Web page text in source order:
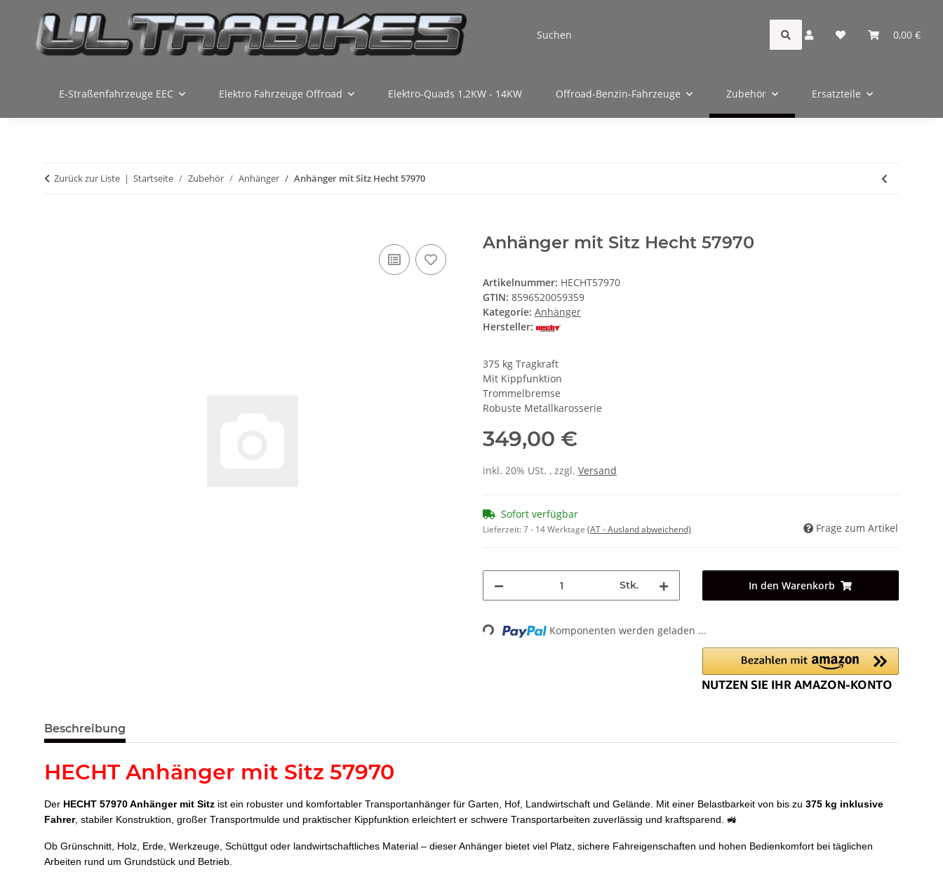
0,00 €
E-Straßenfahrzeuge EEC Elektro Fahrzeuge Offroad Elektro-Quads 1,2KW - 14KW Offroad-Benzin-Fahrzeuge Zubehör Ersatzteile
Zurück zur Liste Startseite Zubehör Anhänger Anhänger mit Sitz Hecht 57970
Anhänger mit Sitz Hecht 57970
Artikelnummer: HECHT57970
GTIN: 8596520059359
Kategorie: Anhänger
Hersteller:
375 kg Tragkraft
Mit Kippfunktion
Trommelbremse
Robuste Metallkarosserie
349,00 €
inkl. 20% USt. , zzgl. Versand
Sofort verfügbar
Lieferzeit:7 - 14 Werktage (AT - Ausland abweichend) Frage zum Artikel
Stk. In den Warenkorb
Loading... Komponenten werden geladen ...
Beschreibung
HECHT Anhänger mit Sitz 57970
Der HECHT 57970 Anhänger mit Sitz ist ein robuster und komfortabler Transportanhänger für Garten, Hof, Landwirtschaft und Gelände. Mit einer Belastbarkeit von bis zu 375 kg inklusive
Fahrer, stabiler Konstruktion, großer Transportmulde und praktischer Kippfunktion erleichtert er schwere Transportarbeiten zuverlässig und kraftsparend. 🚜
Ob Grünschnitt, Holz, Erde, Werkzeuge, Schüttgut oder landwirtschaftliches Material – dieser Anhänger bietet viel Platz, sichere Fahreigenschaften und hohen Bedienkomfort bei täglichen
Arbeiten rund um Grundstück und Betrieb.